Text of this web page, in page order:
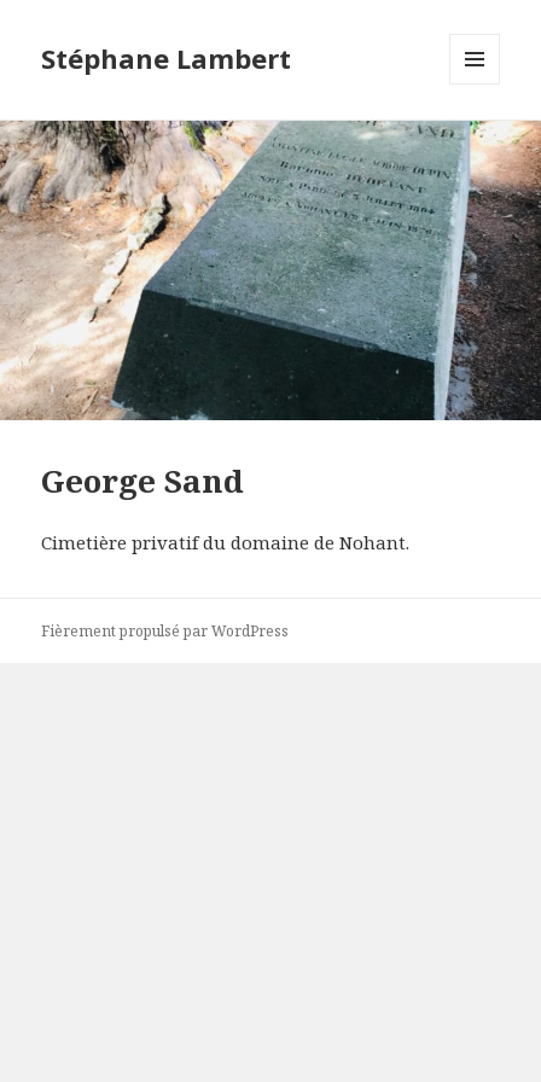
Stéphane Lambert
WIDGETS
George Sand
Cimetière privatif du domaine de Nohant.
Fièrement propulsé par WordPress